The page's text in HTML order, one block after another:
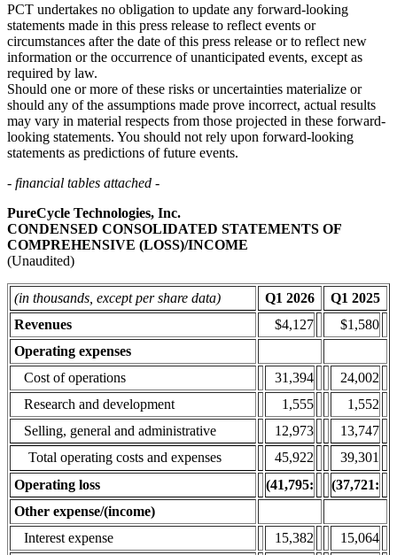
PCT undertakes no obligation to update any forward-looking
statements made in this press release to reflect events or
circumstances after the date of this press release or to reflect new
information or the occurrence of unanticipated events, except as
required by law.
Should one or more of these risks or uncertainties materialize or
should any of the assumptions made prove incorrect, actual results
may vary in material respects from those projected in these forward-
looking statements. You should not rely upon forward-looking
statements as predictions of future events.
- financial tables attached -
PureCycle Technologies, Inc.
CONDENSED CONSOLIDATED STATEMENTS OF
COMPREHENSIVE (LOSS)/INCOME
(Unaudited)
(in thousands, except per share data) Q1 2026
Q1 2025
Revenues
$4,127
$1,580
Operating expenses
Cost of operations
31,394
24,002
Research and development
1,555
1,552
Selling, general and administrative
12,973
13,747
Total operating costs and expenses
45,922
39,301
Operating loss
(41,795: (37,721:
Other expense/(income)
Interest expense
15,382
15,064